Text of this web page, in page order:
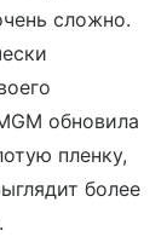
сложно.
обновила
пленку,
более